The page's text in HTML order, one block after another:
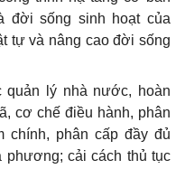
đời sống sinh hoạt của
tự và nâng cao đời sống
quản lý nhà nước, hoàn
cơ chế điều hành, phân
chính, phân cấp đầy đủ
phương; cải cách thủ tục